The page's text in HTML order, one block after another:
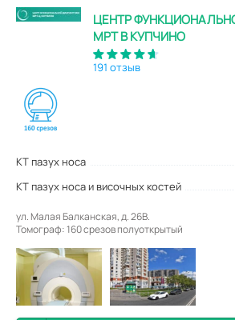
ЦЕНТР
МРТ В КУПЧИНО
191 отзыв
КТ пазух носа
КТ пазух носа и височных костей
ул. Малая Балканская, д. 26В.
Томограф: 160 срезов полуоткрытый